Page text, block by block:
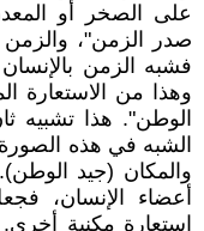
على الصخر أو
صدر الزمن"،
فشبه الزمن
وهذا من الاستعارة
الوطن". هذا تشبيه
الشبه في هذه
والمكان (جيد
أعضاء الإنسان،
استعارة مكنية